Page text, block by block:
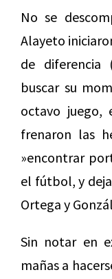
No se
Alayeto
de diferencia
buscar su
octavo juego,
frenaron las
»encontrar
el fútbol, y
Ortega y
Sin notar en
mañas a